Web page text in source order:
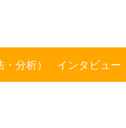
分析） インタビュー